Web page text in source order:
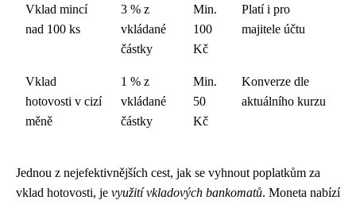
Vklad mincí
nad 100 ks
3 % z
vkládané
částky
Min.
100
Kč
Platí i pro
majitele účtu
Vklad
hotovosti v cizí
měně
1 % z
vkládané
částky
Min.
50
Kč
Konverze dle
aktuálního kurzu
Jednou z nejefektivnějších cest, jak se vyhnout poplatkům za
vklad hotovosti, je využití vkladových bankomatů. Moneta nabízí